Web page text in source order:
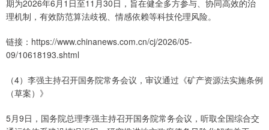
期为2026年6月1日至11月30日，旨在健全多方参与、协同高效的治
理机制，有效防范算法歧视、情感依赖等科技伦理风险。
链接：https://www.chinanews.com.cn/cj/2026/05-
09/10618193.shtml
（4）李强主持召开国务院常务会议，审议通过《矿产资源法实施条例
（草案）》
5月9日，国务院总理李强主持召开国务院常务会议，听取全国综合交